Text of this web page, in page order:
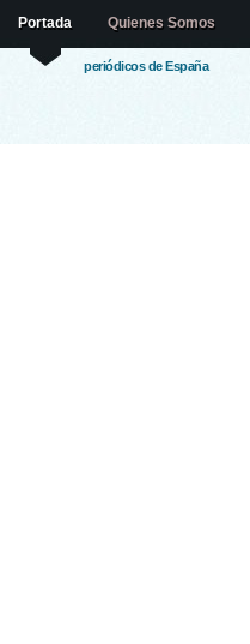
periódicos de España
Portada Quienes Somos